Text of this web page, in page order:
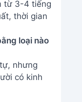
từ 3-4 tiếng
thời gian
loại nào
nhưng
có kinh